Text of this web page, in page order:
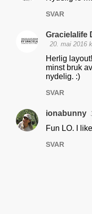
SVAR
Gracielalife
20. mai 2016
Herlig
minst bruk
nydelig. :)
SVAR
ionabunny
Fun LO. I
SVAR